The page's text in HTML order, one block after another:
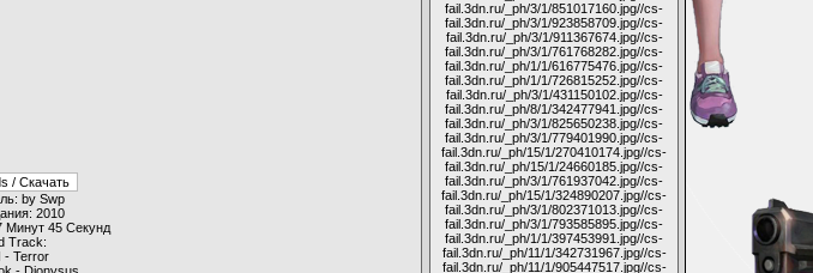
by Swp
2010
Минут 45 Секунд
Track:
- Terror
fail.3dn.ru/_ph/3/1/851017160.jpg//cs-
fail.3dn.ru/_ph/3/1/923858709.jpg//cs-
fail.3dn.ru/_ph/3/1/911367674.jpg//cs-
fail.3dn.ru/_ph/3/1/761768282.jpg//cs-
fail.3dn.ru/_ph/1/1/616775476.jpg//cs-
fail.3dn.ru/_ph/1/1/726815252.jpg//cs-
fail.3dn.ru/_ph/3/1/431150102.jpg//cs-
fail.3dn.ru/_ph/8/1/342477941.jpg//cs-
fail.3dn.ru/_ph/3/1/825650238.jpg//cs-
fail.3dn.ru/_ph/3/1/779401990.jpg//cs-
fail.3dn.ru/_ph/15/1/270410174.jpg//cs-
fail.3dn.ru/_ph/15/1/24660185.jpg//cs-
fail.3dn.ru/_ph/3/1/761937042.jpg//cs-
fail.3dn.ru/_ph/15/1/324890207.jpg//cs-
fail.3dn.ru/_ph/3/1/802371013.jpg//cs-
fail.3dn.ru/_ph/3/1/793585895.jpg//cs-
fail.3dn.ru/_ph/1/1/397453991.jpg//cs-
fail.3dn.ru/_ph/11/1/342731967.jpg//cs-
fail.3dn.ru/_ph/11/1/905447517.jpg//cs-